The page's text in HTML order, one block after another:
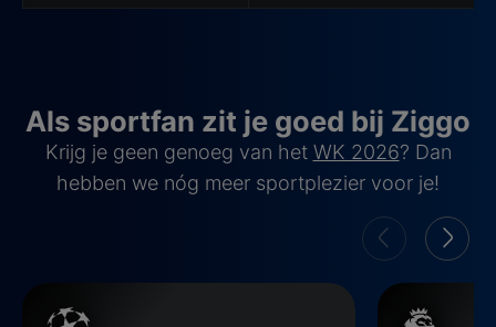
Als sportfan zit je goed bij Ziggo
Krijg je geen genoeg van het WK 2026? Dan
hebben we nóg meer sportplezier voor je!
Premier